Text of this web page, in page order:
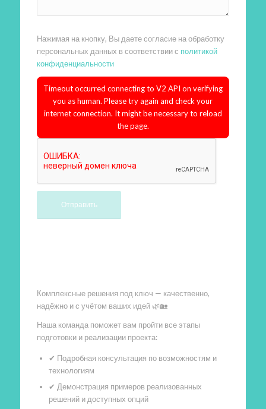
Нажимая на кнопку, Вы даете согласие на обработку
персональных данных в соответствии с политикой
конфиденциальности
Timeout occurred connecting to V2 API on verifying
you as human. Please try again and check your
internet connection. It might be necessary to reload
the page.
Комплексные решения под ключ — качественно,
надёжно и с учётом ваших идей 🌿🏡
Наша команда поможет вам пройти все этапы
подготовки и реализации проекта:
✔ Подробная консультация по возможностям и
технологиям
✔ Демонстрация примеров реализованных
решений и доступных опций